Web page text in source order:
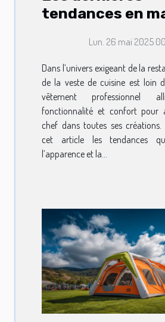
tendances en
pour
Lun. 26 mai 2025
Dans l’univers exigeant de la
de la veste de cuisine est loin
vêtement professionnel
fonctionnalité et confort pour
chef dans toutes ses créations.
cet article les tendances
l’apparence et la...